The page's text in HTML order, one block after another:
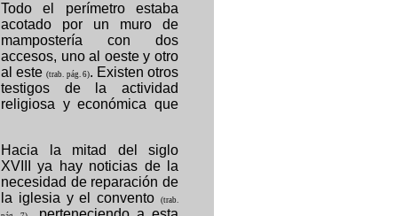
Todo el perímetro estaba
acotado por un muro de
mampostería con dos
accesos, uno al oeste y otro
al este(trab. pág. 6). Existen otros
testigos de la actividad
religiosa y económica que
Hacia la mitad del siglo
XVIII ya hay noticias de la
necesidad de reparación de
la iglesia y el convento
(trab.